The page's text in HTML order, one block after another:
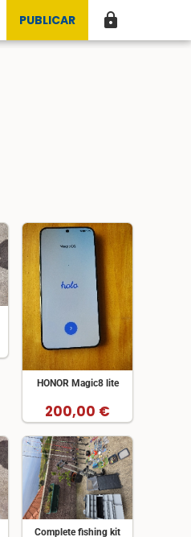
PUBLICAR lock
HONOR Magic8 lite
200,00 €
Complete fishing kit